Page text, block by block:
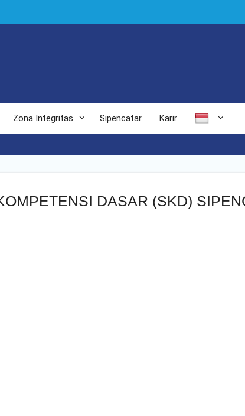
Zona Integritas Sipencatar Karir
DASAR (SKD)